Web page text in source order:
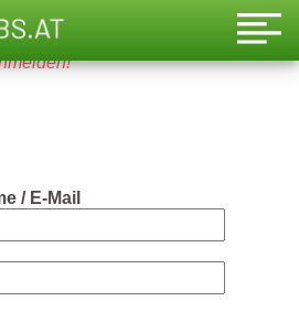
nutzen zu können, bitte ein
/ E-Mail